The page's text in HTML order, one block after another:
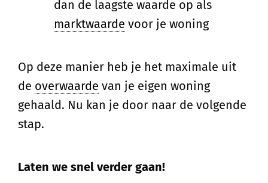
dan de laagste waarde op als
marktwaarde voor je woning
Op deze manier heb je het maximale uit
de overwaarde van je eigen woning
gehaald. Nu kan je door naar de volgende
stap.
Laten we snel verder gaan!